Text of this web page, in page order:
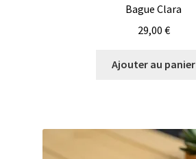
Bague Clara
29,00 €
Ajouter au panier